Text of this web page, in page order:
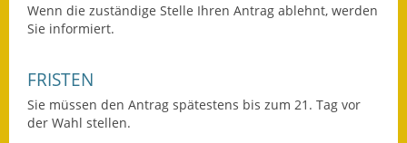
Wasserversorgung
Wenn die zuständige Stelle Ihren Antrag ablehnt, werden
Sie informiert.
FRISTEN
Sie müssen den Antrag spätestens bis zum 21. Tag vor
der Wahl stellen.